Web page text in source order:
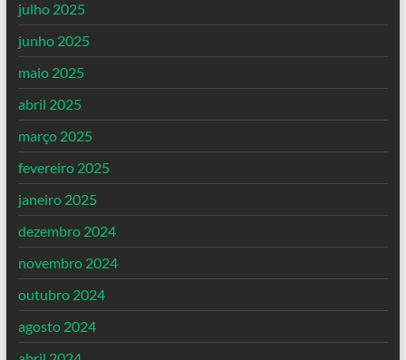
julho 2025
junho 2025
maio 2025
abril 2025
março 2025
fevereiro 2025
janeiro 2025
dezembro 2024
novembro 2024
outubro 2024
agosto 2024